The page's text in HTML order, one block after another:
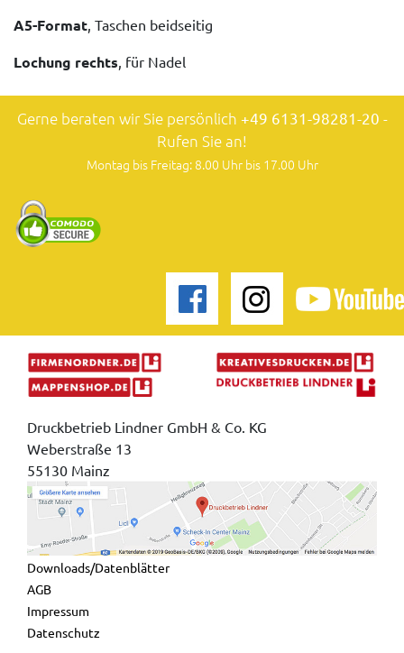
A5-Format, Taschen beidseitig
Lochung rechts, für Nadel
Gerne beraten wir Sie persönlich +49 6131-98281-20 -
Rufen Sie an!
Montag bis Freitag: 8.00 Uhr bis 17.00 Uhr
Druckbetrieb Lindner GmbH & Co. KG
Weberstraße 13
55130 Mainz
Downloads/Datenblätter
AGB
Impressum
Datenschutz